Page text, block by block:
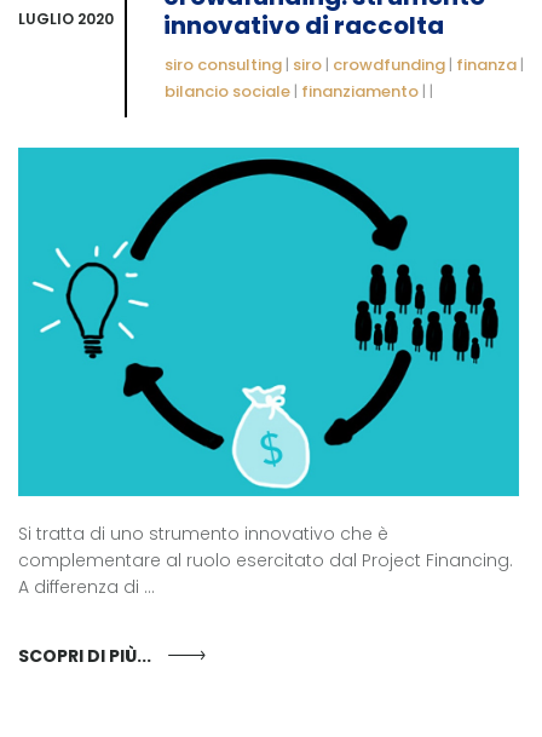
LUGLIO 2020
innovativo di raccolta
siro consulting | siro | crowdfunding | finanza |
bilancio sociale | finanziamento | |
Si tratta di uno strumento innovativo che è
complementare al ruolo esercitato dal Project Financing.
A differenza di ...
SCOPRI DI PIÙ...